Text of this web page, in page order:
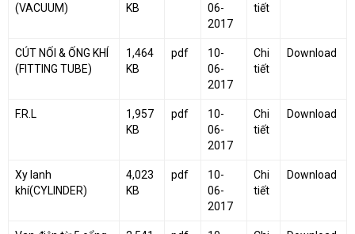
(VACUUM)
KB
06-
2017
tiết
CÚT NỐI & ỐNG KHÍ
(FITTING TUBE)
1,464
KB
pdf
10-
06-
2017
Chi
tiết
Download
F.R.L
1,957
KB
pdf
10-
06-
2017
Chi
tiết
Download
Xy lanh
khí(CYLINDER)
4,023
KB
pdf
10-
06-
2017
Chi
tiết
Download